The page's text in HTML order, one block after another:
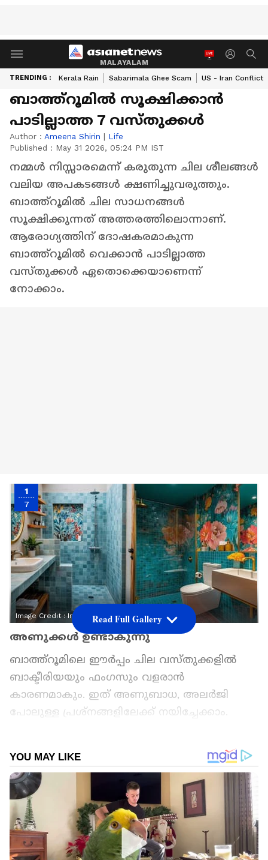
MALAYALAM
TRENDING : Kerala Rain Sabarimala Ghee Scam US - Iran Conflict
ബാത്ത്റൂമിൽ സൂക്ഷിക്കാൻ
പാടില്ലാത്ത 7 വസ്തുക്കൾ
Author : Ameena Shirin | Life
Published : May 31 2026, 05:24 PM IST
നമ്മൾ നിസ്സാരമെന്ന് കരുതുന്ന ചില ശീലങ്ങൾ
വലിയ അപകടങ്ങൾ ക്ഷണിച്ചുവരുത്തും.
ബാത്ത്റൂമിൽ ചില സാധനങ്ങൾ
സൂക്ഷിക്കുന്നത് അത്തരത്തിലൊന്നാണ്.
ആരോഗ്യത്തിന് ദോഷകരമാകുന്ന
ബാത്ത്റൂമിൽ വെക്കാൻ പാടില്ലാത്ത
വസ്തുക്കൾ ഏതൊക്കെയാണെന്ന്
നോക്കാം.
1
7
Image Credit :Instagram
അണുക്കൾ ഉണ്ടാകുന്നു
ബാത്ത്റൂമിലെ ഈർപ്പം ചില വസ്തുക്കളിൽ
ബാക്ടീരിയയും ഫംഗസും വളരാൻ
കാരണമാകും. ഇത് അണുബാധ, അലർജി
പോലുള്ള പ്രശ്നങ്ങളിലേക്ക് നയിച്ചേക്കാം.
വേഗത്തിൽ കേടാവുകയും ചെയ്യും. അതിനാൽ
ഈ വസ്തുക്കൾ ബാത്ത്റൂമിൽ നിന്ന്
ഒഴിവാക്കാം.
ഏഷ്യാനെറ്റ് ന്യൂസ് പ്രധാന വാർത്താ സ്രോതസായി
തെരഞ്ഞെടുക്കുക
Read Full Gallery